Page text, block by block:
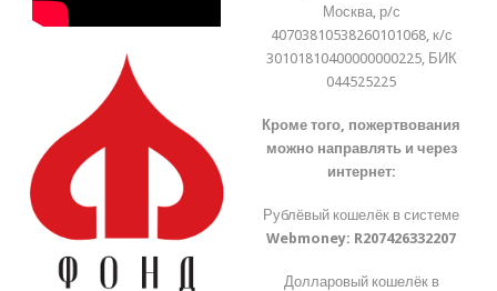
Москва, р/с
40703810538260101068, к/с
30101810400000000225, БИК
044525225
Кроме того, пожертвования
можно направлять и через
интернет:
Рублёвый кошелёк в системе
Webmoney: R207426332207
Долларовый кошелёк в